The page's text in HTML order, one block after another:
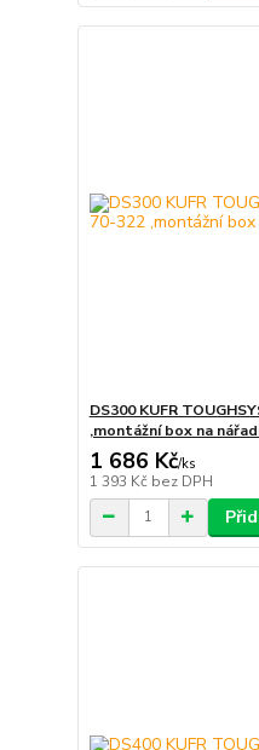
DS300 KUFR
,montážní box na
1 686 Kč/ks
1 393 Kč bez DPH